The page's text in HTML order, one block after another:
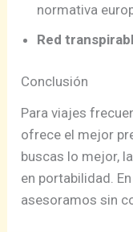
normativa
Red
Conclusión
Para viajes
ofrece el mejor
buscas lo mejor, la
en portabilidad.
asesoramos sin